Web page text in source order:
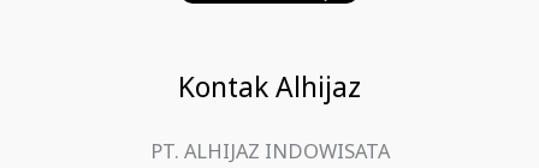
Kontak Alhijaz
PT. ALHIJAZ INDOWISATA